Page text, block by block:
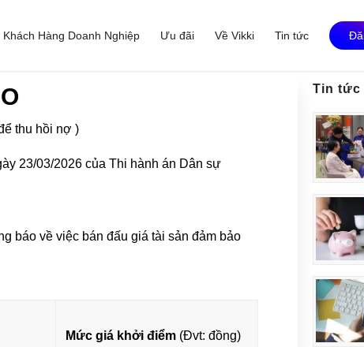
Khách Hàng Doanh Nghiệp Ưu đãi Về Vikki Tin tức
thu hồi nợ )
23/03/2026 của Thi hành án Dân sự
báo về việc bán đấu giá tài sản đảm bảo
Mức giá khởi điểm (Đvt: đồng)
Tin tức